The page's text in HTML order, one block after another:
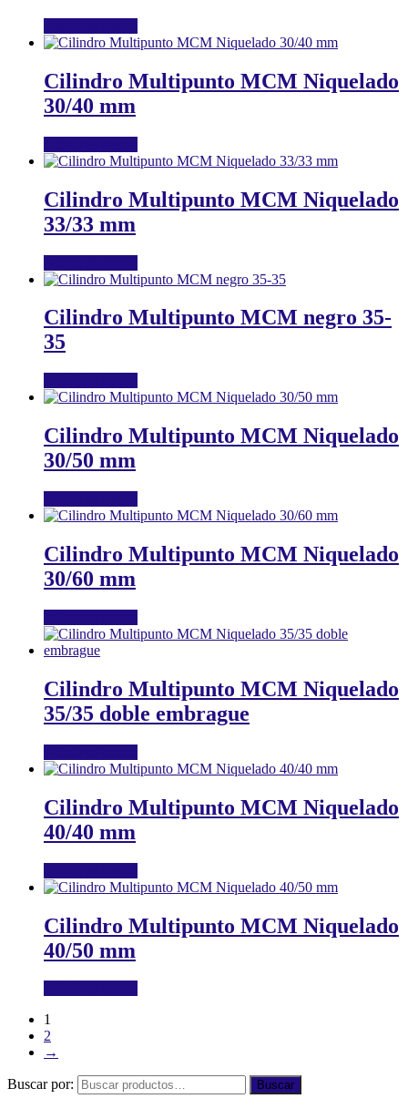
Cilindro Multipunto MCM Niquelado
30/40 mm
Cilindro Multipunto MCM Niquelado
33/33 mm
Cilindro Multipunto MCM negro 35-
35
Cilindro Multipunto MCM Niquelado
30/50 mm
Cilindro Multipunto MCM Niquelado
30/60 mm
Cilindro Multipunto MCM Niquelado
35/35 doble embrague
Cilindro Multipunto MCM Niquelado
40/40 mm
Cilindro Multipunto MCM Niquelado
40/50 mm
1
2
→
Buscar por: Buscar